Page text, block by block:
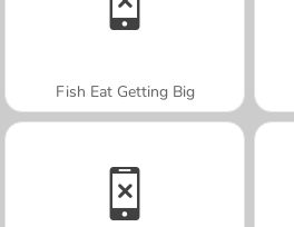
Fish Eat Getting Big